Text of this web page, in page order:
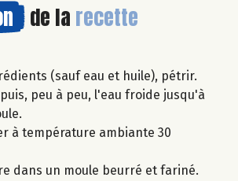
de la recette
(sauf eau et huile), pétrir.
peu à peu, l'eau froide jusqu'à
à température ambiante 30
dans un moule beurré et fariné.